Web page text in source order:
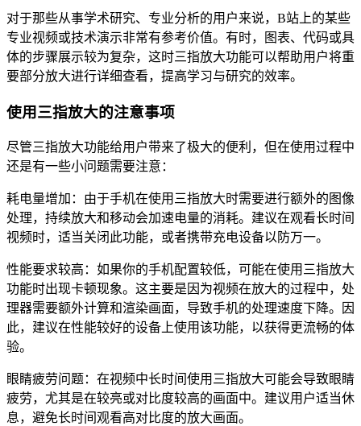
对于那些从事学术研究、专业分析的用户来说，B站上的某些
专业视频或技术演示非常有参考价值。有时，图表、代码或具
体的步骤展示较为复杂，这时三指放大功能可以帮助用户将重
要部分放大进行详细查看，提高学习与研究的效率。
使用三指放大的注意事项
尽管三指放大功能给用户带来了极大的便利，但在使用过程中
还是有一些小问题需要注意：
耗电量增加：由于手机在使用三指放大时需要进行额外的图像
处理，持续放大和移动会加速电量的消耗。建议在观看长时间
视频时，适当关闭此功能，或者携带充电设备以防万一。
性能要求较高：如果你的手机配置较低，可能在使用三指放大
功能时出现卡顿现象。这主要是因为视频在放大的过程中，处
理器需要额外计算和渲染画面，导致手机的处理速度下降。因
此，建议在性能较好的设备上使用该功能，以获得更流畅的体
验。
眼睛疲劳问题：在视频中长时间使用三指放大可能会导致眼睛
疲劳，尤其是在较亮或对比度较高的画面中。建议用户适当休
息，避免长时间观看高对比度的放大画面。